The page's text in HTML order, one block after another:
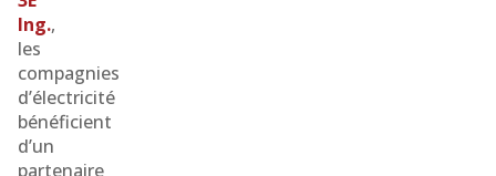
Ing.,
les
compagnies
d’électricité
bénéficient
d’un
partenaire